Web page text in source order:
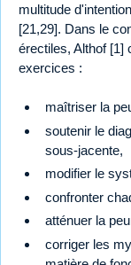
multitude
[21,29]. Dans le
érectiles, Althof [1]
exercices :
maîtriser la
soutenir le
sous-jacente,
modifier le
confronter
atténuer la
corriger les